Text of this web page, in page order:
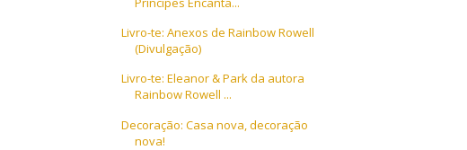
Livro-te: Anexos de Rainbow Rowell
(Divulgação)
Livro-te: Eleanor & Park da autora
Rainbow Rowell ...
Decoração: Casa nova, decoração
nova!